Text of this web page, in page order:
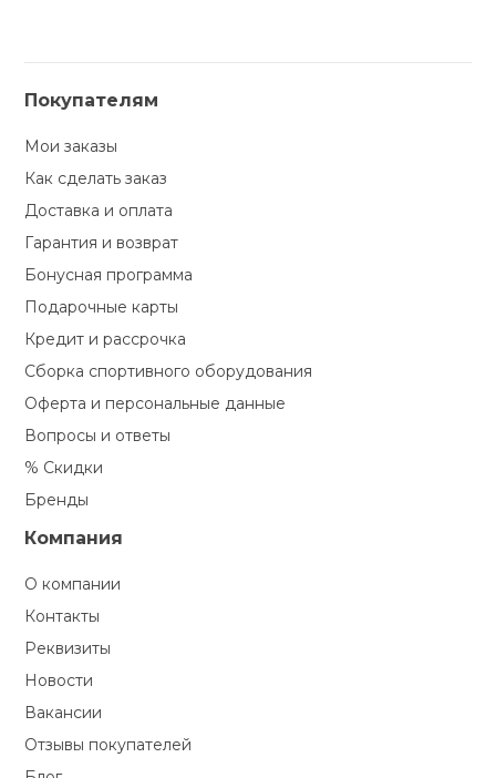
Покупателям
Мои заказы
Как сделать заказ
Доставка и оплата
Гарантия и возврат
Бонусная программа
Подарочные карты
Кредит и рассрочка
Сборка спортивного оборудования
Оферта и персональные данные
Вопросы и ответы
% Скидки
Бренды
Компания
О компании
Контакты
Реквизиты
Новости
Вакансии
Отзывы покупателей